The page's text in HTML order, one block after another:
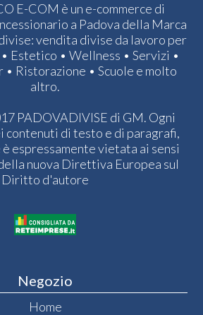
E-COM è un e-commerce di
a Padova della Marca
vendita divise da lavoro per
Estetico • Wellness • Servizi •
Ristorazione • Scuole e molto
altro.
PADOVADIVISE di GM. Ogni
contenuti di testo e di paragrafi,
espressamente vietata ai sensi
nuova Direttiva Europea sul
Diritto d'autore
Negozio
Home